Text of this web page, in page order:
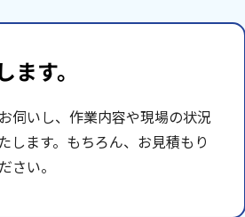
す。
伺いし、作業内容や現場の状況
します。もちろん、お見積もり
さい。